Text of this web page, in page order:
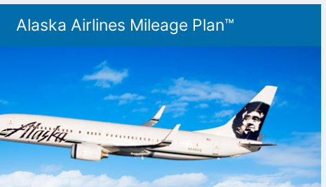
Alaska Airlines Mileage Plan™